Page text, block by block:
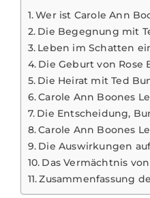
Wer ist Carole Ann
Die Begegnung mit
Leben im Schatten
Die Geburt von Rose
Die Heirat mit Ted
Carole Ann Boones
Die Entscheidung,
Carole Ann Boones
Die Auswirkungen
Das Vermächtnis
Zusammenfassung